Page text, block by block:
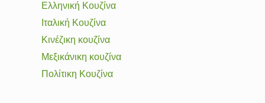
Ελληνική Κουζίνα
Ιταλική Κουζίνα
Κινέζικη κουζίνα
Μεξικάνικη κουζίνα
Πολίτικη Κουζίνα